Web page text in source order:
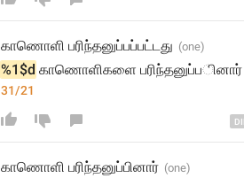
காணொளி பரிந்தனுப்பப்பட்டது
%1$d காணொளிகளை பரிந்தனுப்ப ினார
31/21
காணொளி பரிந்தனுப்பினார்